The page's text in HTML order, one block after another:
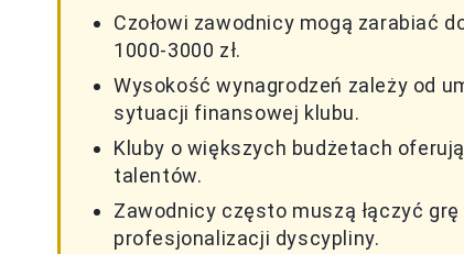
Czołowi zawodnicy mogą zarabiać
1000-3000 zł.
Wysokość wynagrodzeń zależy od
sytuacji finansowej klubu.
Kluby o większych budżetach
talentów.
Zawodnicy często muszą łączyć
profesjonalizacji dyscypliny.